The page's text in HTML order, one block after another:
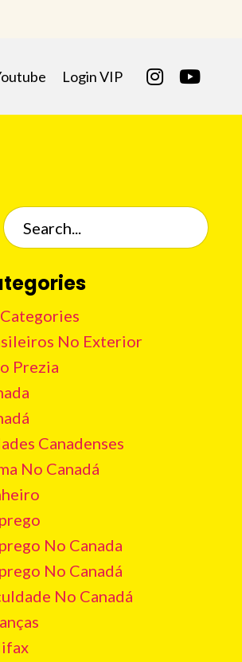
Login VIP
No Exterior
Prezia
Canadenses
No Canadá
No Canada
No Canadá
No Canadá